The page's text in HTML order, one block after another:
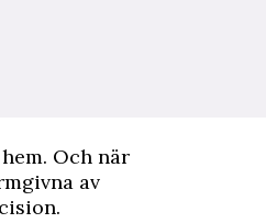
Och när
av